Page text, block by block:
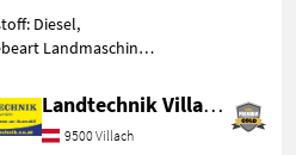
Diesel,
Landmaschine:
Kabine,
Landtechnik Villach GmbH
9500 Villach